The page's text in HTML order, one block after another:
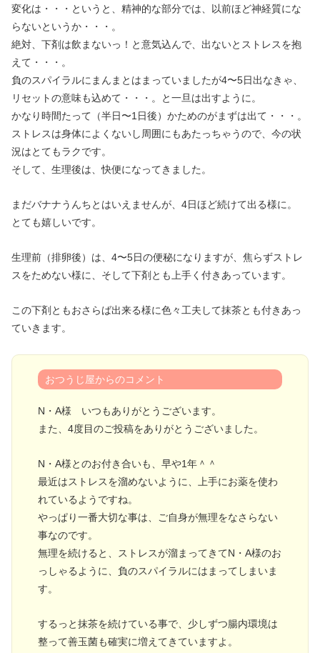
変化は・・・というと、精神的な部分では、以前ほど神経質にな
らないというか・・・。
絶対、下剤は飲まないっ！と意気込んで、出ないとストレスを抱
えて・・・。
負のスパイラルにまんまとはまっていましたが4〜5日出なきゃ、
リセットの意味も込めて・・・。と一旦は出すように。
かなり時間たって（半日〜1日後）かためのがまずは出て・・・。
ストレスは身体によくないし周囲にもあたっちゃうので、今の状
況はとてもラクです。
そして、生理後は、快便になってきました。
まだバナナうんちとはいえませんが、4日ほど続けて出る様に。
とても嬉しいです。
生理前（排卵後）は、4〜5日の便秘になりますが、焦らずストレ
スをためない様に、そして下剤とも上手く付きあっています。
この下剤ともおさらば出来る様に色々工夫して抹茶とも付きあっ
ていきます。
おつうじ屋からのコメント
N・A様 いつもありがとうございます。
また、4度目のご投稿をありがとうございました。
N・A様とのお付き合いも、早や1年＾＾
最近はストレスを溜めないように、上手にお薬を使わ
れているようですね。
やっぱり一番大切な事は、ご自身が無理をなさらない
事なのです。
無理を続けると、ストレスが溜まってきてN・A様のお
っしゃるように、負のスパイラルにはまってしまいま
す。
するっと抹茶を続けている事で、少しずつ腸内環境は
整って善玉菌も確実に増えてきていますよ。